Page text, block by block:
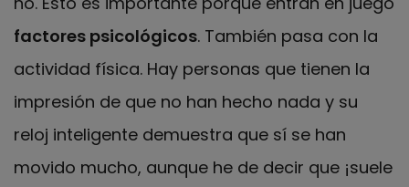
factores psicológicos. También pasa con la
actividad física. Hay personas que tienen la
impresión de que no han hecho nada y su
reloj inteligente demuestra que sí se han
movido mucho, aunque he de decir que ¡suele